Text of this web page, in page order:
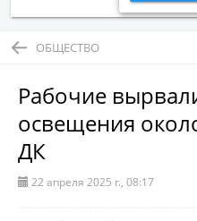
ОБЩЕСТВО
Рабочие
освещения
ДК
22 апреля 2025 г., 08:17